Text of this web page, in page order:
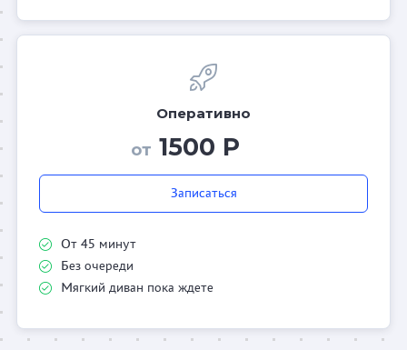
Оперативно
от 1500 Р
Записаться
От 45 минут
Без очереди
Мягкий диван пока ждете